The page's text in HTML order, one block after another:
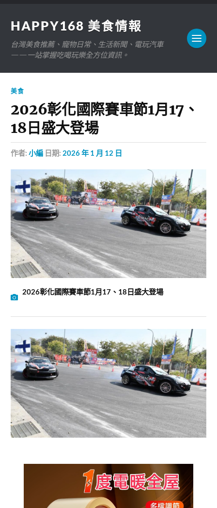
HAPPY168 美食情報
台灣美食推薦、寵物日常、生活新聞、電玩汽車
——一站掌握吃喝玩樂全方位資訊。
美食
2026彰化國際賽車節1月17、
18日盛大登場
作者:小編 日期: 2026 年 1 月 12 日
2026彰化國際賽車節1月17、18日盛大登場